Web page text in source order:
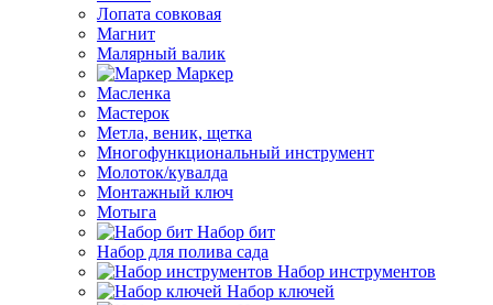
Лопата совковая
Магнит
Малярный валик
Маркер
Масленка
Мастерок
Метла, веник, щетка
Многофункциональный инструмент
Молоток/кувалда
Монтажный ключ
Мотыга
Набор бит
Набор для полива сада
Набор инструментов
Набор ключей